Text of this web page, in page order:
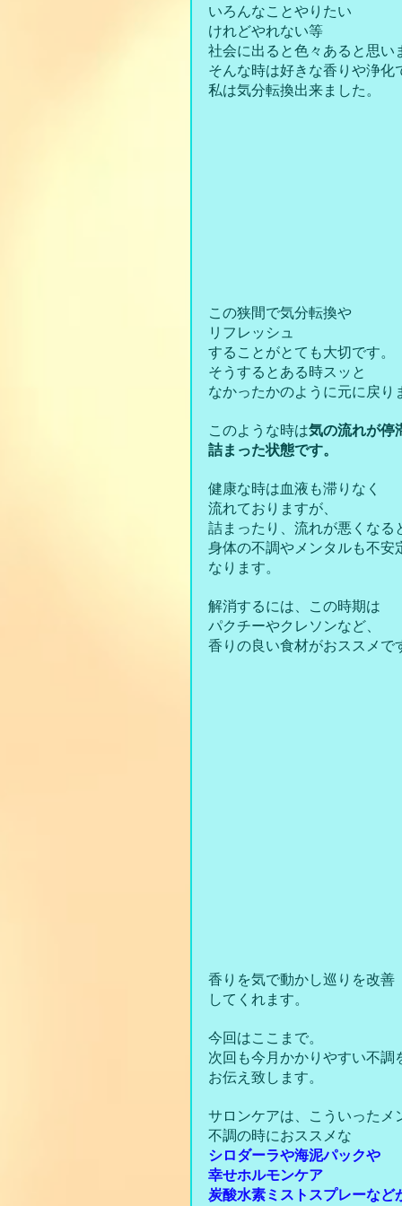
いろんなことやりたい
けれどやれない等
社会に出ると色々あると思い
そんな時は好きな香りや浄化
私は気分転換出来ました。
この狭間で気分転換や
リフレッシュ
することがとても大切です。
そうするとある時スッと
なかったかのように元に戻り
このような時は気の流れが停
詰まった状態です。
健康な時は血液も滞りなく
流れておりますが、
詰まったり、流れが悪くなる
身体の不調やメンタルも不安
なります。
解消するには、この時期は
パクチーやクレソンなど、
香りの良い食材がおススメで
香りを気で動かし巡りを改善
してくれます。
今回はここまで。
次回も今月かかりやすい不調
お伝え致します。
サロンケアは、こういったメ
不調の時におススメな
シロダーラや海泥パックや
幸せホルモンケア
炭酸水素ミストスプレーなど